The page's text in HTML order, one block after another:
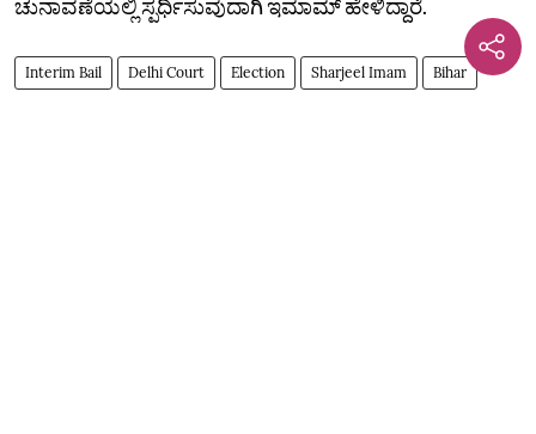
ಚುನಾವಣೆಯಲ್ಲಿ ಸ್ಪರ್ಧಿಸುವುದಾಗಿ ಇಮಾಮ್ ಹೇಳಿದ್ದಾರೆ.
Interim Bail Delhi Court Election Sharjeel Imam Bihar